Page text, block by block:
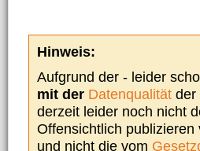
Hinweis:
Aufgrund der - leider
mit der Datenqualität der
derzeit leider noch nicht
Offensichtlich
und nicht die vom